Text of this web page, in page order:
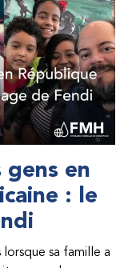
en
: le
lorsque sa famille a